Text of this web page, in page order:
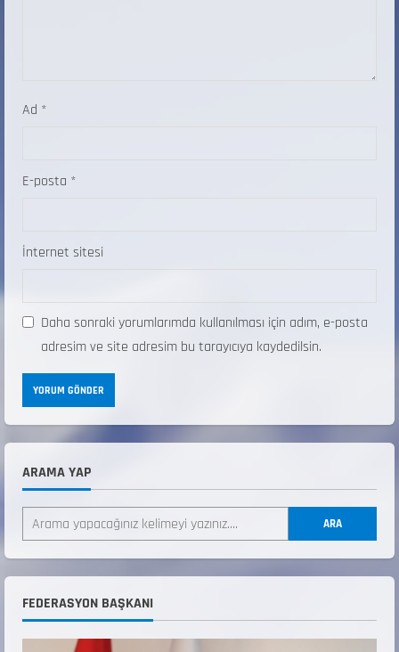
Ad *
E-posta *
İnternet sitesi
Daha sonraki yorumlarımda kullanılması için adım, e-posta
adresim ve site adresim bu tarayıcıya kaydedilsin.
ARAMA YAP
ARA
FEDERASYON BAŞKANI
ANALİG TEKERLEKLİ KAYAK TÜRKİYE
ŞAMPİYONASI
22 Temmuz 2026
3
ŞAMPİYONASI GÖREVLİ LİSTESİ
22 Temmuz 2026
4
Belirlendi